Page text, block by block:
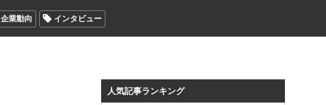
企業動向 インタビュー
人気記事ランキング